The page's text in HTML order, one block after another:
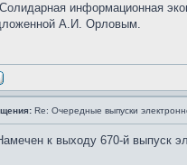
информационная
А.И. Орловым.
Re: Очередные выпуски
к выходу 670-й выпуск